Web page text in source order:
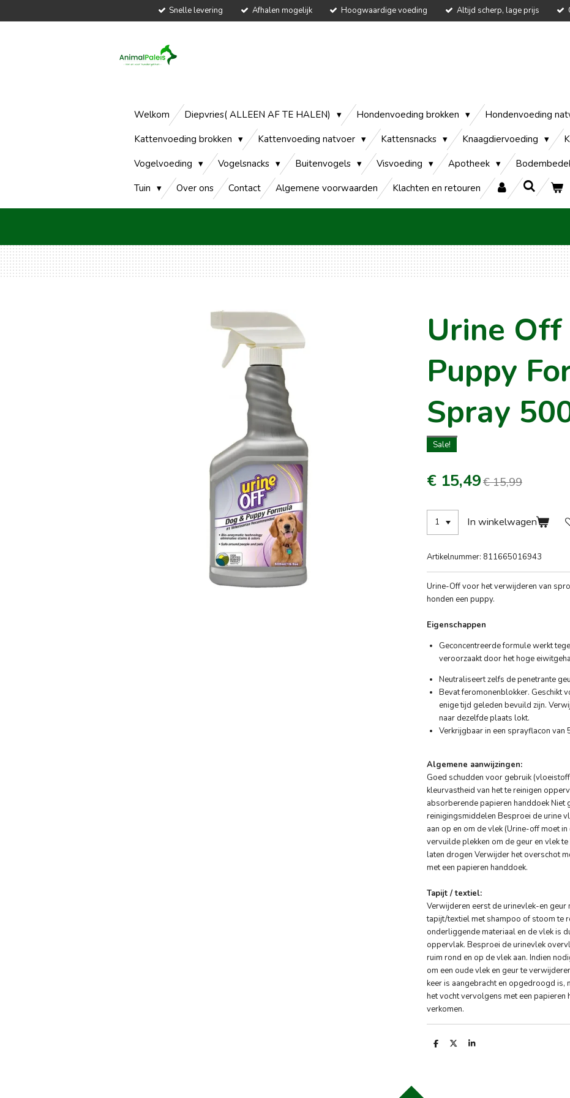
Snelle levering Afhalen mogelijk Hoogwaardige voeding Altijd scherp, lage prijs
Welkom Diepvries( ALLEEN AF TE HALEN) Hondenvoeding brokken Hondenvoeding
Kattenvoeding brokken
Kattenvoeding natvoer Kattensnacks Knaagdiervoeding
Vogelvoeding
Vogelsnacks Buitenvogels Visvoeding Apotheek
Tuin
Over ons Contact Algemene voorwaarden Klachten en retouren
Urine
Puppy
Spray
Sale!
€ 15,49€ 15,99
In winkelwagen
Artikelnummer: 811665016943
Urine-Off voor het verwijderen van
honden een puppy.
Eigenschappen
Geconcentreerde formule werkt
veroorzaakt door het hoge
Neutraliseert zelfs de penetrante
Bevat feromonenblokker. Geschikt
enige tijd geleden bevuild zijn.
naar dezelfde plaats lokt.
Verkrijgbaar in een sprayflacon van
Algemene aanwijzingen:
Goed schudden voor gebruik
kleurvastheid van het te reinigen
absorberende papieren handdoek Niet
reinigingsmiddelen Besproei de urine
aan op en om de vlek (Urine-off moet
vervuilde plekken om de geur en vlek
laten drogen Verwijder het overschot
met een papieren handdoek.
Tapijt / textiel:
Verwijderen eerst de urinevlek-en
tapijt/textiel met shampoo of stoom te
onderliggende materiaal en de vlek is
oppervlak. Besproei de urinevlek
ruim rond en op de vlek aan. Indien
om een oude vlek en geur te
keer is aangebracht en opgedroogd is,
het vocht vervolgens met een papieren
verkomen.
D
D
S